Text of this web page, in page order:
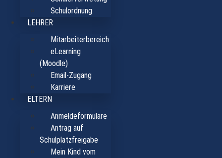
Schulordnung
LEHRER
Mitarbeiterbereich
eLearning
(Moodle)
Email-Zugang
Karriere
ELTERN
Anmeldeformulare
Antrag auf
Schulplatzfreigabe
Mein Kind vom